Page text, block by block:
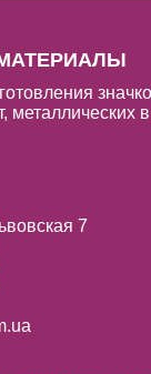
металлических
7